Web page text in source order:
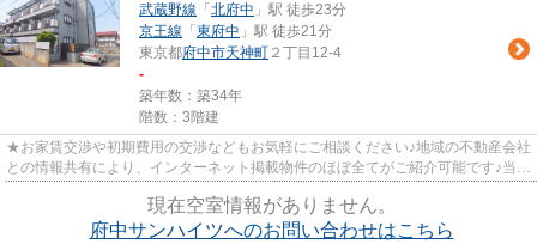
武蔵野線 「 北府中 」駅 徒歩23分
京王線 「 東府中 」駅 徒歩21分
東京都府中市天神町 ２丁目12-4
-
築年数：築34年
階数：3階建
★お家賃交渉や初期費用の交渉などもお気軽にご相談ください♪地域の不動産会社
との情報共有により、インターネット掲載物件のほぼ全てがご紹介可能です♪当店
現在空室情報がありません。
府中サンハイツへのお問い合わせはこちら